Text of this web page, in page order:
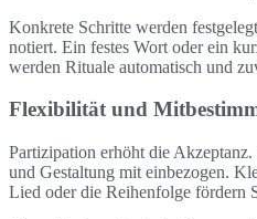
Konkrete Schritte werden
notiert. Ein festes Wort oder ein
werden Rituale automatisch und
Flexibilität und
Partizipation erhöht die
und Gestaltung mit einbezogen.
Lied oder die Reihenfolge fördern